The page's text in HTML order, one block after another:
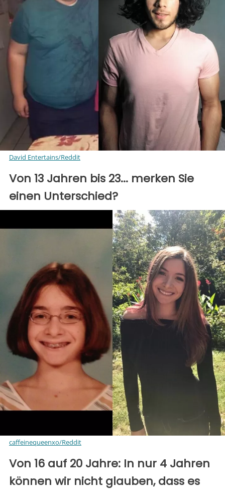
David Entertains/Reddit
Von 13 Jahren bis 23... merken Sie
einen Unterschied?
caffeinequeenxo/Reddit
Von 16 auf 20 Jahre: In nur 4 Jahren
können wir nicht glauben, dass es